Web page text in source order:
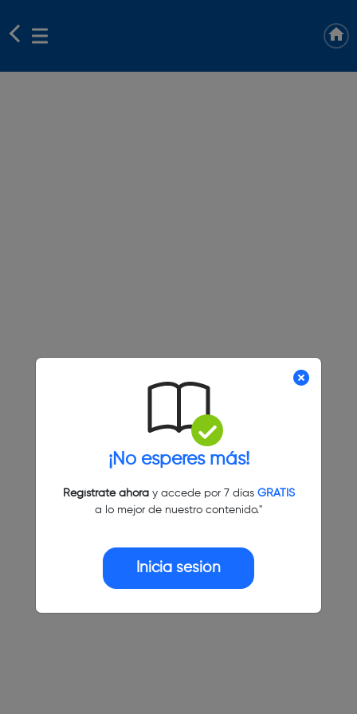
¡No esperes más!
Regístrate ahoray accede por 7 días GRATIS
a lo mejor de nuestro contenido."
Inicia sesión